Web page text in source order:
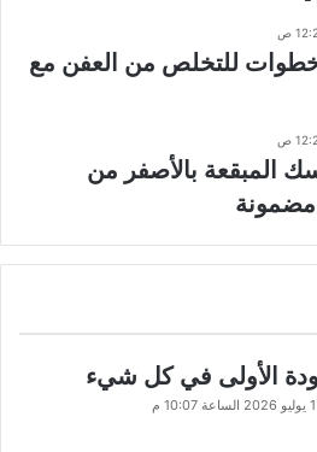
الملابس: 9 خطوات للتخلص من العفن مع
المبقعة بالأصفر من
الأولى في كل شيء